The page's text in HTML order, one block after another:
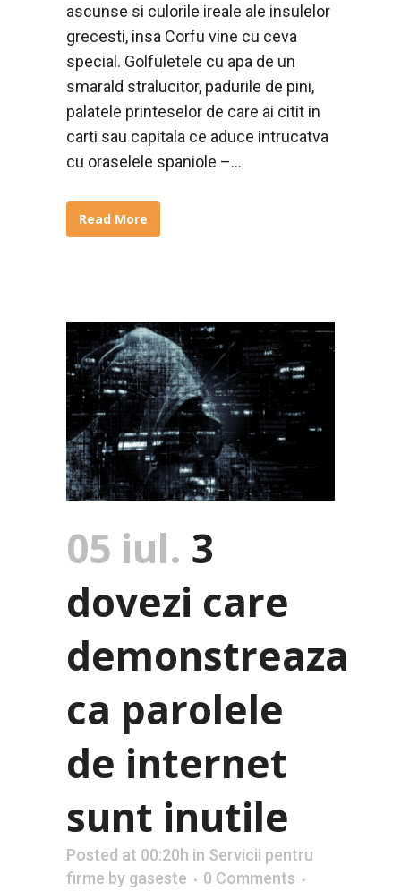
ascunse si culorile ireale ale insulelor
grecesti, insa Corfu vine cu ceva
special. Golfuletele cu apa de un
smarald stralucitor, padurile de pini,
palatele printeselor de care ai citit in
carti sau capitala ce aduce intrucatva
cu oraselele spaniole –...
Read More
05 iul. 3
dovezi care
demonstreaza
ca parolele
de internet
sunt inutile
Posted at 00:20h in Servicii pentru
firme by gaseste
0 Comments